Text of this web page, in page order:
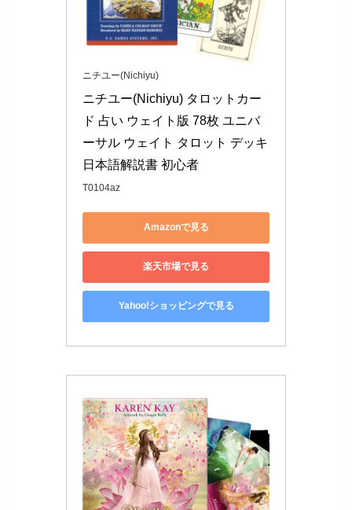
ニチユー(Nichiyu)
ニチユー(Nichiyu) タロットカー
ド 占い ウェイト版 78枚 ユニバ
ーサル ウェイト タロット デッキ
日本語解説書 初心者
T0104az
Amazonで見る
楽天市場で見る
Yahoo!ショッピングで見る